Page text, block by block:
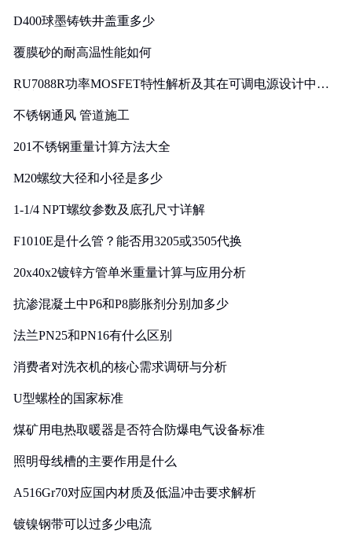
D400球墨铸铁井盖重多少
覆膜砂的耐高温性能如何
RU7088R功率MOSFET特性解析及其在可调电源设计中的
不锈钢通风 管道施工
201不锈钢重量计算方法大全
M20螺纹大径和小径是多少
1-1/4 NPT螺纹参数及底孔尺寸详解
F1010E是什么管？能否用3205或3505代换
20x40x2镀锌方管单米重量计算与应用分析
抗渗混凝土中P6和P8膨胀剂分别加多少
法兰PN25和PN16有什么区别
消费者对洗衣机的核心需求调研与分析
U型螺栓的国家标准
煤矿用电热取暖器是否符合防爆电气设备标准
照明母线槽的主要作用是什么
A516Gr70对应国内材质及低温冲击要求解析
镀镍钢带可以过多少电流